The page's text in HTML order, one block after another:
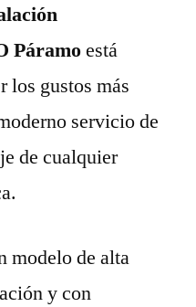
Páramoestá
los gustos más
servicio de
de cualquier
modelo de alta
y con